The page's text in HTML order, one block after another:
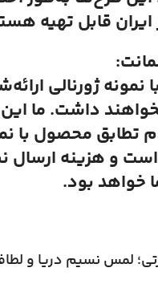
قابل تهیه
ژورنالی
داشت. ما این
محصول با
و هزینه ارسال
خواهد بود.
لمس نسیم دریا و